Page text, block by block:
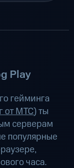
Play
гейминга
от МТС) ты
серверам
популярные
часа.